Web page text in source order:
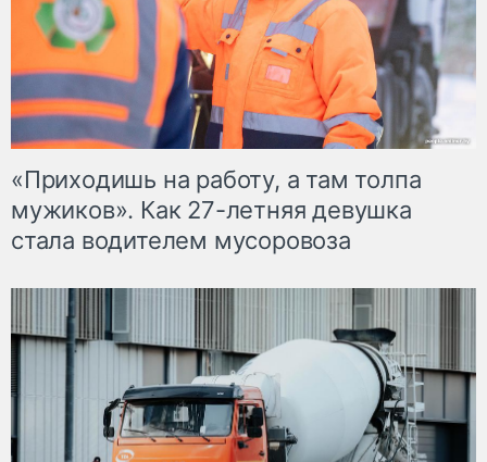
«Приходишь на работу, а там толпа
мужиков». Как 27-летняя девушка
стала водителем мусоровоза